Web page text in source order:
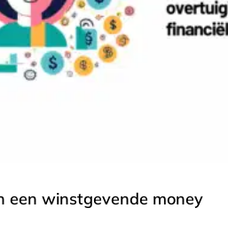
een winstgevende money